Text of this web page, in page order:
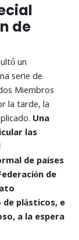
de
un
serie de
Miembros
la tarde, la
Una
las
de países
de
plásticos, e
a la espera